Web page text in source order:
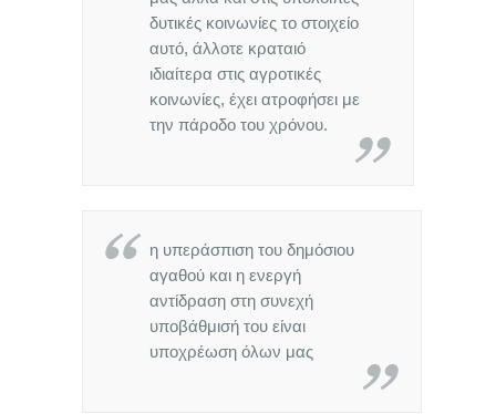
δυτικές κοινωνίες το στοιχείο
αυτό, άλλοτε κραταιό
ιδιαίτερα στις αγροτικές
κοινωνίες, έχει ατροφήσει με
την πάροδο του χρόνου.
η υπεράσπιση του δημόσιου
αγαθού και η ενεργή
αντίδραση στη συνεχή
υποβάθμισή του είναι
υποχρέωση όλων μας